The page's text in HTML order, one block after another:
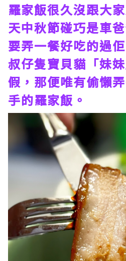
羅家飯很久沒跟大
天中秋節碰巧是車
要弄一餐好吃的過
叔仔隻寶貝貓「妹
假，那便唯有偷懶
手的羅家飯。